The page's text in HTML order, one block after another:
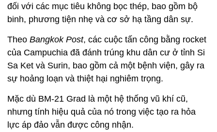
đối với các mục tiêu không bọc thép, bao gồm bộ
binh, phương tiện nhẹ và cơ sở hạ tầng dân sự.
Theo Bangkok Post, các cuộc tấn công bằng rocket
của Campuchia đã đánh trúng khu dân cư ở tỉnh Si
Sa Ket và Surin, bao gồm cả một bệnh viện, gây ra
sự hoảng loạn và thiệt hại nghiêm trọng.
Mặc dù BM-21 Grad là một hệ thống vũ khí cũ,
nhưng tính hiệu quả của nó trong việc tạo ra hỏa
lực áp đảo vẫn được công nhận.